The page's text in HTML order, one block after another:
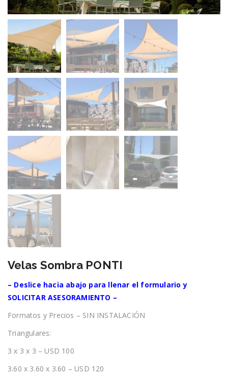
Velas Sombra PONTI
– Deslice hacia abajo para llenar el formulario y
SOLICITAR ASESORAMIENTO –
Formatos y Precios – SIN INSTALACIÓN
Triangulares:
3 x 3 x 3 – USD 100
3.60 x 3.60 x 3.60 – USD 120